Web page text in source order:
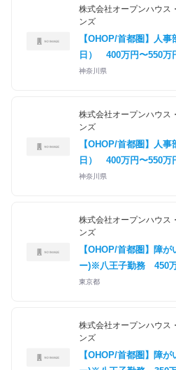
株式会社オープンハウス
ンズ
【OHOP/首都圏】人
日）
400万円〜550万
神奈川県
株式会社オープンハウス
ンズ
【OHOP/首都圏】人
日）
400万円〜550万
神奈川県
株式会社オープンハウス
ンズ
【OHOP/首都圏】障
ー)※八王子勤務
450
東京都
株式会社オープンハウス
ンズ
【OHOP/首都圏】障